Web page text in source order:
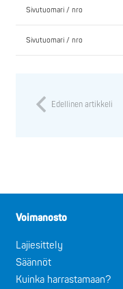
Sivutuomari / nro
Sivutuomari / nro
Edellinen artikkeli
Voimanosto
Lajiesittely
Säännöt
Kuinka harrastamaan?